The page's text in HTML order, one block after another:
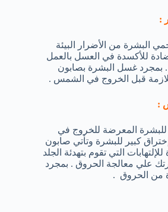
البشرة من الأضرار البيئة
للأكسدة في العسل بالعمل
بمجرد غسل البشرة بصابون
قبل الخروج في الشمس .
المعرضة للخروج في
كبير للبشرة وتأتي صابون
التي تقوم بتهدئة الجلد
علي معالجة الحروق . بمجرد
من الحروق .